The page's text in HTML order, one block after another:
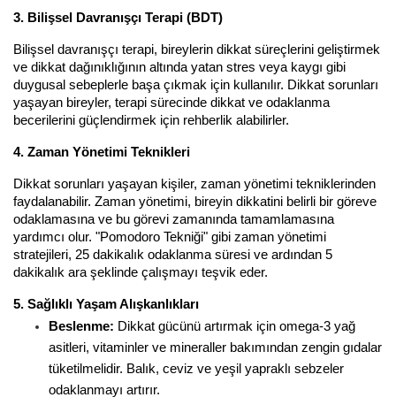
3. Bilişsel Davranışçı Terapi (BDT)
Bilişsel davranışçı terapi, bireylerin dikkat süreçlerini geliştirmek
ve dikkat dağınıklığının altında yatan stres veya kaygı gibi
duygusal sebeplerle başa çıkmak için kullanılır. Dikkat sorunları
yaşayan bireyler, terapi sürecinde dikkat ve odaklanma
becerilerini güçlendirmek için rehberlik alabilirler.
4. Zaman Yönetimi Teknikleri
Dikkat sorunları yaşayan kişiler, zaman yönetimi tekniklerinden
faydalanabilir. Zaman yönetimi, bireyin dikkatini belirli bir göreve
odaklamasına ve bu görevi zamanında tamamlamasına
yardımcı olur. "Pomodoro Tekniği" gibi zaman yönetimi
stratejileri, 25 dakikalık odaklanma süresi ve ardından 5
dakikalık ara şeklinde çalışmayı teşvik eder.
5. Sağlıklı Yaşam Alışkanlıkları
Beslenme: Dikkat gücünü artırmak için omega-3 yağ
asitleri, vitaminler ve mineraller bakımından zengin gıdalar
tüketilmelidir. Balık, ceviz ve yeşil yapraklı sebzeler
odaklanmayı artırır.